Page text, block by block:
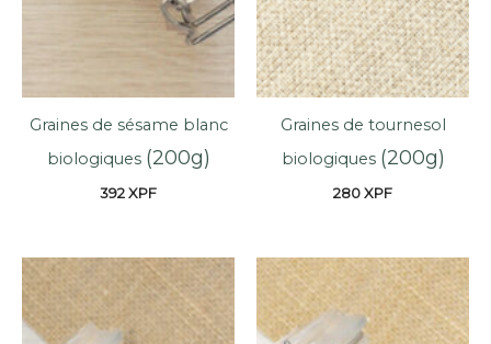
Graines de sésame blanc
biologiques (200g)
392XPF
Graines de tournesol
biologiques (200g)
280XPF